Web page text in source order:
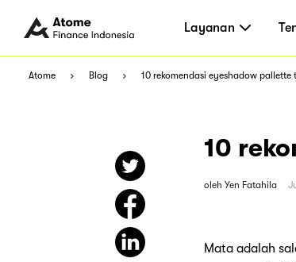
Layanan
Atome Blog 10 rekomendasi eyeshadow pallette
10
oleh Yen Fatahila
Mata adalah